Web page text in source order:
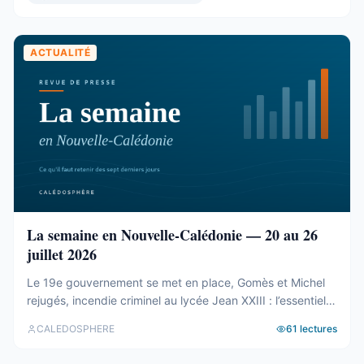
ACTUALITÉ
La semaine en Nouvelle-Calédonie — 20 au 26
juillet 2026
Le 19e gouvernement se met en place, Gomès et Michel
rejugés, incendie criminel au lycée Jean XXIII : l’essentiel
CALEDOSPHERE 61 lectures